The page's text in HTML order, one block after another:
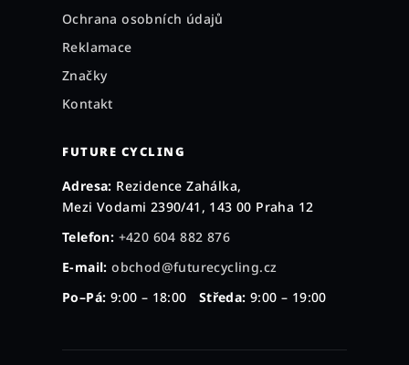
Ochrana osobních údajů
Reklamace
Značky
Kontakt
FUTURE CYCLING
Adresa: Rezidence Zahálka,
Mezi Vodami 2390/41, 143 00 Praha 12
Telefon: +420 604 882 876
E-mail: obchod@futurecycling.cz
Po–Pá: 9:00 – 18:00 Středa: 9:00 – 19:00